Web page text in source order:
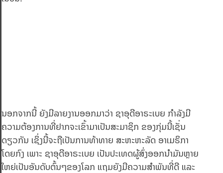
ນອກຈາກນີ້ ຍັງມີລາຍງານອອກມາວ່າ ຊາອຸດີອາຣະເບຍ ກຳລັງມີ
ຄວາມຕ້ອງການທີ່ຢາກຈະເຂົ້າມາເປັນສະມາຊິກ ຂອງກຸ່ມນີ້ເຊັ່ນ
ດຽວກັນ ເຊິ່ງນີ້ຈະຖືເປັນການທ້າທາຍ ສະຫະຫະລັດ ອາເມຣິກາ
ໂດຍກົງ ເພາະ ຊາອຸດີອາຣະເບຍ ເປັນປະເທດຜູ້ສົ່ງອອກນຳມັນຫຼາຍ
ໃຫຍ່ເປັນອັນດັບຕົ້ນໆຂອງໂລກ ແຖມຍັງມີຄວາມສຳພັນທີ່ດີ ແລະ